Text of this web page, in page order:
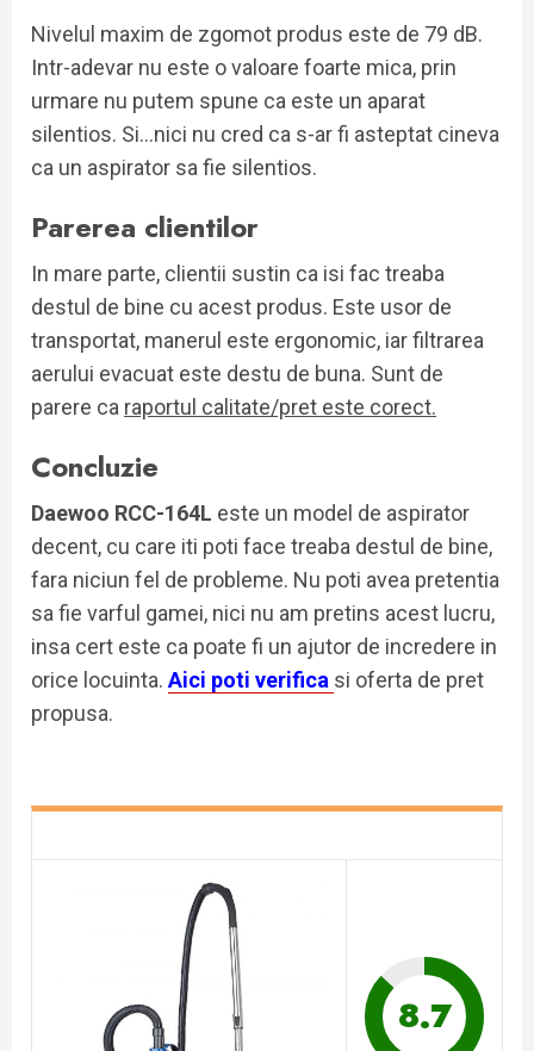
Nivelul maxim de zgomot produs este de 79 dB.
Intr-adevar nu este o valoare foarte mica, prin
urmare nu putem spune ca este un aparat
silentios. Si…nici nu cred ca s-ar fi asteptat cineva
ca un aspirator sa fie silentios.
Parerea clientilor
In mare parte, clientii sustin ca isi fac treaba
destul de bine cu acest produs. Este usor de
transportat, manerul este ergonomic, iar filtrarea
aerului evacuat este destu de buna. Sunt de
parere ca raportul calitate/pret este corect.
Concluzie
Daewoo RCC-164L este un model de aspirator
decent, cu care iti poti face treaba destul de bine,
fara niciun fel de probleme. Nu poti avea pretentia
sa fie varful gamei, nici nu am pretins acest lucru,
insa cert este ca poate fi un ajutor de incredere in
orice locuinta. Aici poti verifica si oferta de pret
propusa.
8.7